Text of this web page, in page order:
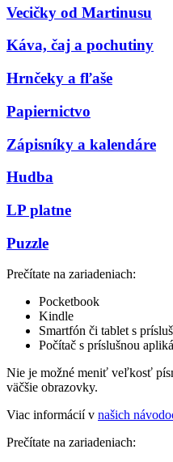
Vecičky od Martinusu
Káva, čaj a pochutiny
Hrnčeky a fľaše
Papiernictvo
Zápisníky a kalendáre
Hudba
LP platne
Puzzle
Prečítate na zariadeniach:
Pocketbook
Kindle
Smartfón či tablet s
Počítač s príslušnou
Nie je možné meniť veľkosť
väčšie obrazovky.
Viac informácií v našich
Prečítate na zariadeniach: